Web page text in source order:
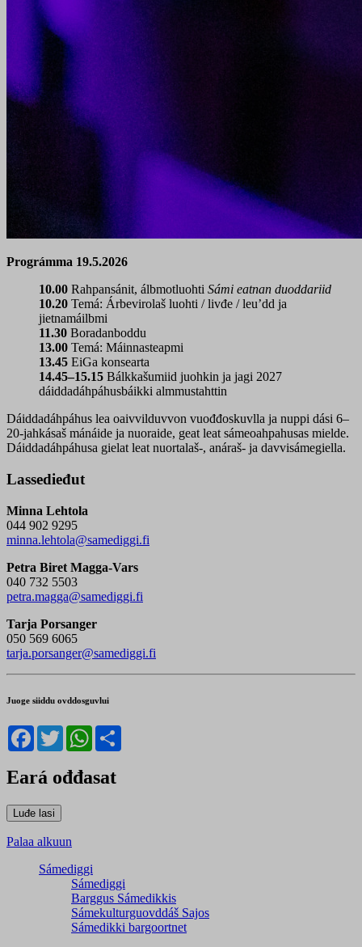
Prográmma 19.5.2026
10.00 Rahpansánit, álbmotluohti Sámi eatnan duoddariid
10.20 Temá: Árbevirolaš luohti / livđe / leu’dd ja
jietnamáilbmi
11.30 Boradanboddu
13.00 Temá: Máinnasteapmi
13.45 EiGa konsearta
14.45–15.15 Bálkkašumiid juohkin ja jagi 2027
dáiddadáhpáhusbáikki almmustahttin
Dáiddadáhpáhus lea oaivvilduvvon vuođđoskuvlla ja nuppi dási 6–
20-jahkásaš mánáide ja nuoraide, geat leat sámeoahpahusas mielde.
Dáiddadáhpáhusa gielat leat nuortalaš-, anáraš- ja davvisámegiella.
Lassedieđut
Minna Lehtola
044 902 9295
minna.lehtola@samediggi.fi
Petra Biret Magga-Vars
040 732 5503
petra.magga@samediggi.fi
Tarja Porsanger
050 569 6065
tarja.porsanger@samediggi.fi
Juoge siiddu ovddosguvlui
Facebook
TwitterWhatsApp
Eará ođđasat
Palaa alkuun
Sámediggi
Sámediggi
Barggus Sámedikkis
Sámekulturguovddáš Sajos
Sámedikki bargoortnet